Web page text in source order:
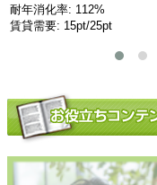
耐年消化率: 112%
賃貸需要: 15pt/25pt